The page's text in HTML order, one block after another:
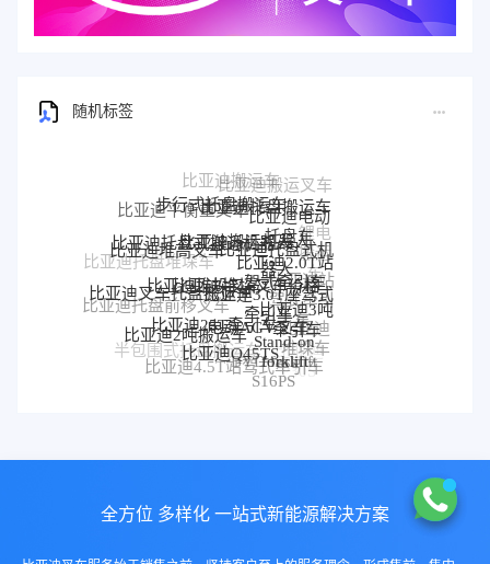
随机标签
比亚迪平衡重叉车
步行式托盘搬运车
比亚迪托盘搬运车
比亚迪电动
托盘车锂电
搬运
车
比亚迪托盘堆垛车
比亚迪堆高叉车
比亚迪托盘式搬运机器人
比亚迪搬运机器人
比亚迪托盘式机
器人
比亚迪2.0T站
驾式牵引车
比亚迪站
驾式牵引
车
比亚迪托盘前移叉车
比亚迪叉车托盘搬运车
比亚迪堆垛叉车
比亚迪堆垛叉车价格
比亚迪3.0T座驾式
牵引车
比亚迪3吨
牵引车
比亚迪
堆垛车
比亚迪
P30S
比亚迪仓储叉车
半包围式托盘搬运车
比亚迪2吨搬运车
比亚迪25T牵引车
电动AGV叉车
Stand-on
forklift
BYD forklift
S16PS
比亚迪4.5T站驾式牵引车
比亚迪Q45TS
全方位 多样化 一站式新能源解决方案